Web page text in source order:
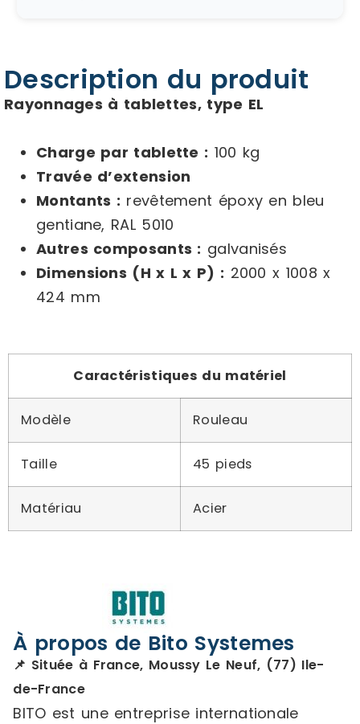
Description du produit
Rayonnages à tablettes, type EL
Charge par tablette : 100 kg
Travée d’extension
Montants : revêtement époxy en bleu
gentiane, RAL 5010
Autres composants : galvanisés
Dimensions (H x L x P) : 2000 x 1008 x
424 mm
Caractéristiques du matériel
Modèle Rouleau
Taille 45 pieds
Matériau Acier
À propos de Bito Systemes
📌 Située à France, Moussy Le Neuf, (77) Ile-
de-France
BITO est une entreprise internationale